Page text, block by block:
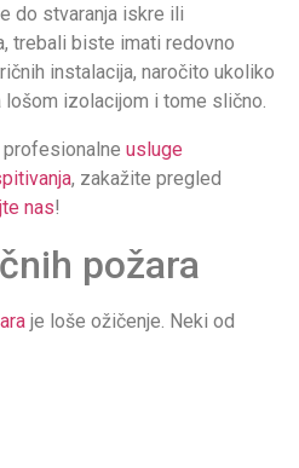
do stvaranja iskre ili
trebali biste imati redovno
instalacija, naročito ukoliko
izolacijom i tome slično.
usluge
, zakažite pregled
nas!
požara
je loše ožičenje. Neki od